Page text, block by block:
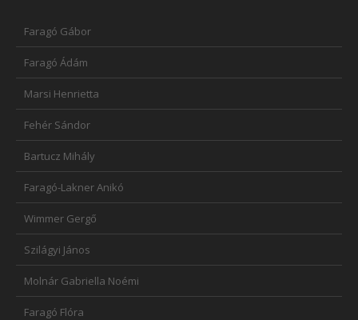
Faragó Gábor
Faragó Ádám
Marsi Henrietta
Fehér Sándor
Bartucz Mihály
Faragó-Lakner Anikó
Wimmer Gergő
Szilágyi János
Molnár Gabriella Noémi
Faragó Flóra